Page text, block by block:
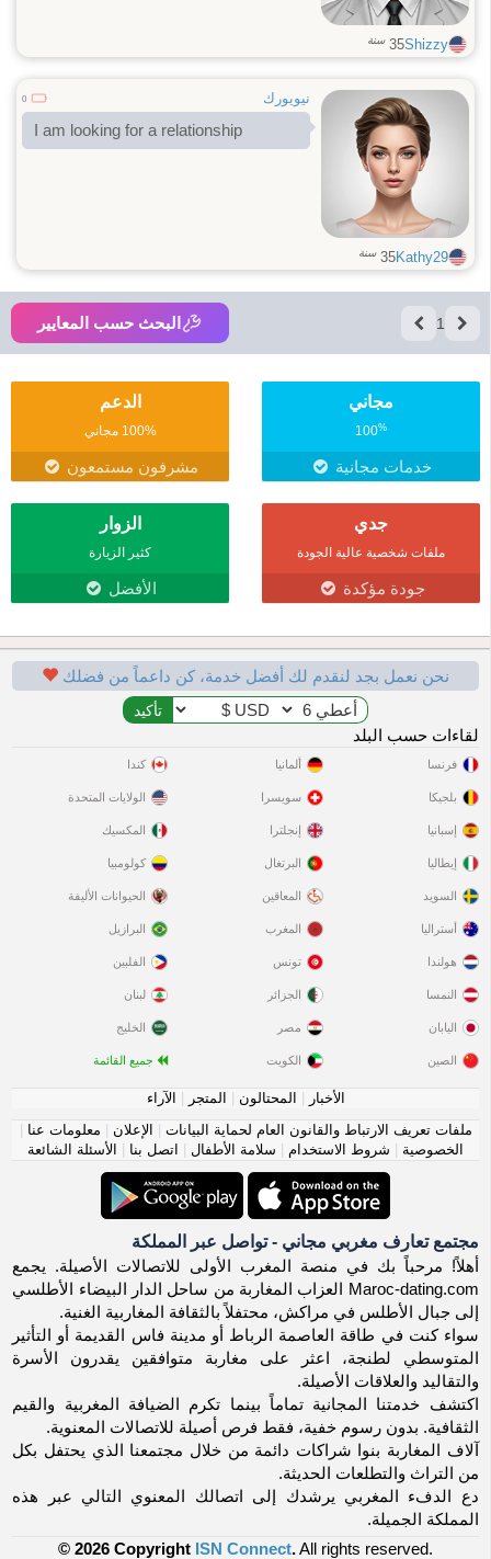
Shizzy
35 سنة
نيويورك 0
I am looking for a relationship
Kathy29
35 سنة
1 البحث حسب المعايير
مجاني
100%
خدمات مجانية
الدعم
100% مجاني
مشرفون مستمعون
جدي
ملفات شخصية عالية الجودة
جودة مؤكدة
الزوار
كثير الزيارة
الأفضل
نحن نعمل بجد لنقدم لك أفضل خدمة، كن داعماً من فضلك
لقاءات حسب البلد
فرنسا
بلجيكا
إسبانيا
إيطاليا
السويد
ألمانيا
سويسرا
إنجلترا
البرتغال
المعاقين
كندا
الولايات المتحدة
المكسيك
كولومبيا
الحيوانات الأليفة
أستراليا
هولندا
النمسا
اليابان
الصين
المغرب
تونس
الجزائر
مصر
الكويت
البرازيل
الفلبين
لبنان
الخليج
جميع القائمة
الأخبار المحتالون المتجر
الآراء
ملفات تعريف الارتباط والقانون العام لحماية البيانات
الإعلان معلومات عنا
الخصوصية
شروط الاستخدام سلامة الأطفال اتصل بنا الأسئلة الشائعة
مجتمع تعارف مغربي مجاني - تواصل عبر المملكة
أهلاً! مرحباً بك في منصة المغرب الأولى للاتصالات الأصيلة. يجمع
Maroc-dating.com العزاب المغاربة من ساحل الدار البيضاء الأطلسي
إلى جبال الأطلس في مراكش، محتفلاً بالثقافة المغاربية الغنية.
سواء كنت في طاقة العاصمة الرباط أو مدينة فاس القديمة أو التأثير
المتوسطي لطنجة، اعثر على مغاربة متوافقين يقدرون الأسرة
والتقاليد والعلاقات الأصيلة.
اكتشف خدمتنا المجانية تماماً بينما تكرم الضيافة المغربية والقيم
الثقافية. بدون رسوم خفية، فقط فرص أصيلة للاتصالات المعنوية.
آلاف المغاربة بنوا شراكات دائمة من خلال مجتمعنا الذي يحتفل بكل
من التراث والتطلعات الحديثة.
دع الدفء المغربي يرشدك إلى اتصالك المعنوي التالي عبر هذه
المملكة الجميلة.
© 2026 Copyright ISN Connect.All rights reserved.